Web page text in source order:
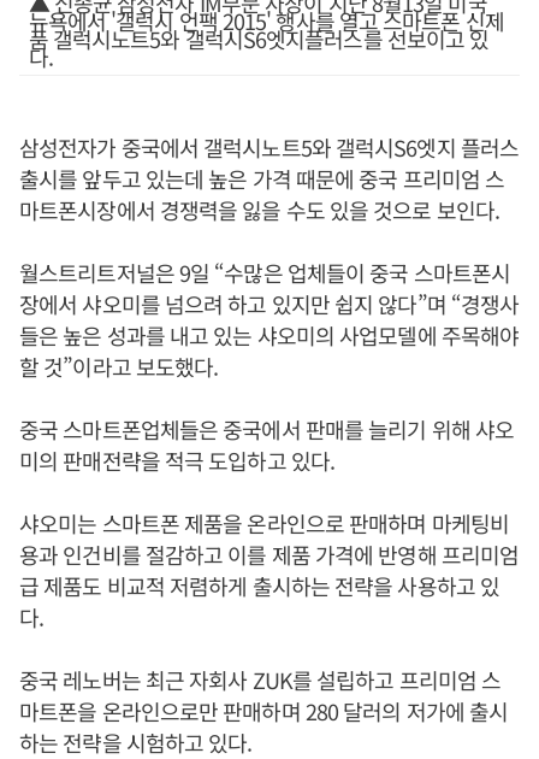
뉴욕에서 '갤럭시 언팩 2015' 행사를 열고 스마트폰 신제
품 갤럭시노트5와 갤럭시S6엣지플러스를 선보이고 있
다.
삼성전자가 중국에서 갤럭시노트5와 갤럭시S6엣지 플러스
출시를 앞두고 있는데 높은 가격 때문에 중국 프리미엄 스
마트폰시장에서 경쟁력을 잃을 수도 있을 것으로 보인다.
월스트리트저널은 9일 “수많은 업체들이 중국 스마트폰시
장에서 샤오미를 넘으려 하고 있지만 쉽지 않다”며 “경쟁사
들은 높은 성과를 내고 있는 샤오미의 사업모델에 주목해야
할 것”이라고 보도했다.
중국 스마트폰업체들은 중국에서 판매를 늘리기 위해 샤오
미의 판매전략을 적극 도입하고 있다.
샤오미는 스마트폰 제품을 온라인으로 판매하며 마케팅비
용과 인건비를 절감하고 이를 제품 가격에 반영해 프리미엄
급 제품도 비교적 저렴하게 출시하는 전략을 사용하고 있
다.
중국 레노버는 최근 자회사 ZUK를 설립하고 프리미엄 스
마트폰을 온라인으로만 판매하며 280 달러의 저가에 출시
하는 전략을 시험하고 있다.